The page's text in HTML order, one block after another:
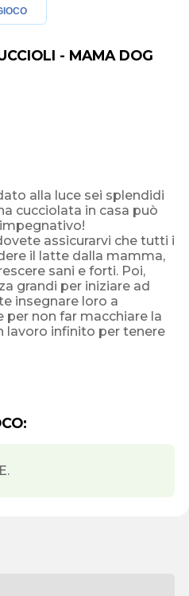
- MAMA DOG
alla luce sei splendidi
cucciolata in casa può
assicurarvi che tutti i
il latte dalla mamma,
sani e forti. Poi,
grandi per iniziare ad
insegnare loro a
per non far macchiare la
lavoro infinito per tenere